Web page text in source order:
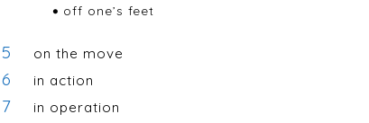
off one’s feet
on the move
in action
in operation